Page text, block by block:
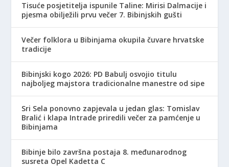
Tisuće posjetitelja ispunile Taline: Mirisi Dalmacije i
pjesma obilježili prvu večer 7. Bibinjskih gušti
Večer folklora u Bibinjama okupila čuvare hrvatske
tradicije
Bibinjski kogo 2026: PD Babulj osvojio titulu
najboljeg majstora tradicionalne manestre od sipe
Sri Sela ponovno zapjevala u jedan glas: Tomislav
Bralić i klapa Intrade priredili večer za pamćenje u
Bibinjama
Bibinje bilo završna postaja 8. međunarodnog
susreta Opel Kadetta C